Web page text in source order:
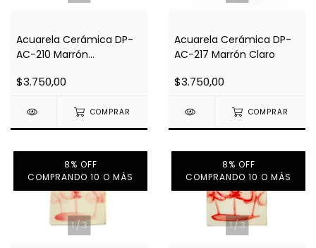
Acuarela Cerámica DP-
AC-210 Marrón
$3.750,00
COMPRAR
Acuarela Cerámica DP-
AC-217 Marrón Claro
$3.750,00
COMPRAR
1/3
8% OFF
COMPRANDO 10 O MÁS
1/3
8% OFF
COMPRANDO 10 O MÁS